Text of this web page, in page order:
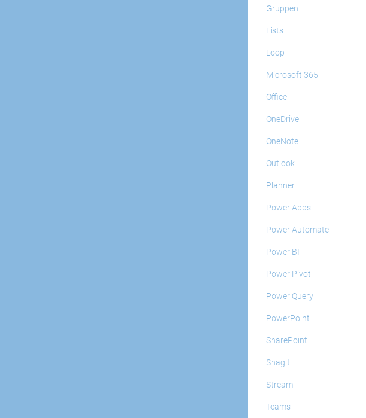
Gruppen
Lists
Loop
Microsoft 365
Office
OneDrive
OneNote
Outlook
Planner
Power Apps
Power Automate
Power BI
Power Pivot
Power Query
PowerPoint
SharePoint
Snagit
Stream
Teams